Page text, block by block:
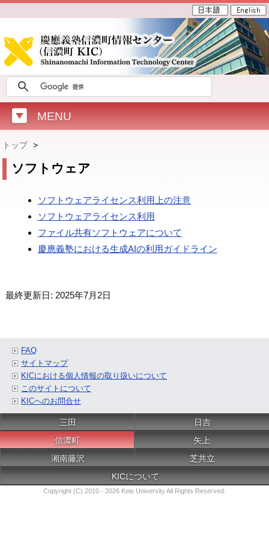
MENU
トップ >
ソフトウェア
ソフトウェアライセンス利用上の注意
ソフトウェアライセンス利用
ファイル共有ソフトウェアについて
慶應義塾における生成AIの利用ガイドライン
最終更新日: 2025年7月2日
FAQ
サイトマップ
KICにおける個人情報の取り扱いについて
このサイトについて
KICへのお問合せ
三田
日吉
信濃町
矢上
湘南藤沢
芝共立
KICについて
Copyright (C) 2010 - 2026 Keio University All Rights Reserved.